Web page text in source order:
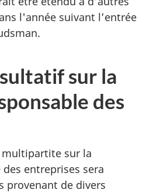
l'année suivant l’entrée
sur la
des
sur la
entreprises sera
provenant de divers